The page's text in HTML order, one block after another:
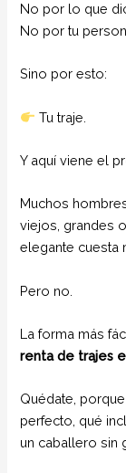
No por lo que
No por tu
Sino por esto:
Tu traje.
Y aquí viene el
Muchos
viejos, grandes
elegante cuesta
Pero no.
La forma más
renta de trajes
Quédate,
perfecto, qué
un caballero sin